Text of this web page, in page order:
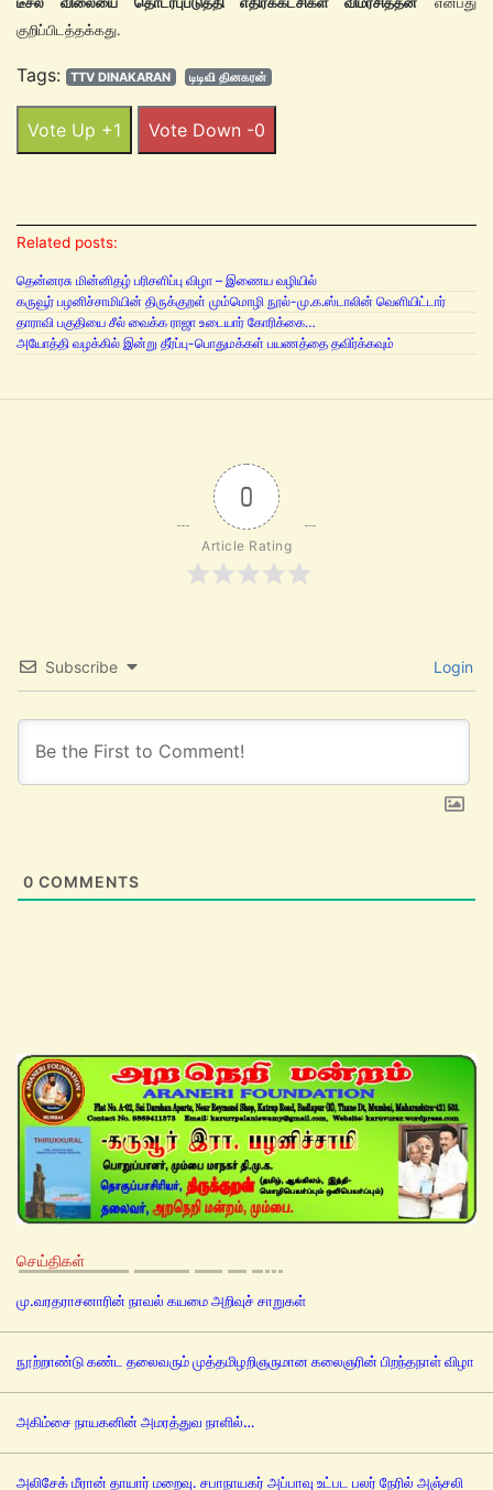
குறிப்பிடத்தக்கது.
Tags: TTV DINAKARAN டிடிவி தினகரன்
Vote Up +1 Vote Down -0
Related posts:
தென்னரசு மின்னிதழ் பரிசளிப்பு விழா – இணைய வழியில்
கருவூர் பழனிச்சாமியின் திருக்குறள் மும்மொழி நூல்-மு.க.ஸ்டாலின் வெளியிட்டார்
தாராவி பகுதியை சீல் வைக்க ராஜா உடையார் கோரிக்கை…
அயோத்தி வழக்கில் இன்று தீர்ப்பு-பொதுமக்கள் பயணத்தை தவிர்க்கவும்
0
Article Rating
Subscribe Login
0 COMMENTS
செய்திகள்
மு.வரதராசனாரின் நாவல் கயமை அறிவுச் சாறுகள்
நூற்றாண்டு கண்ட தலைவரும் முத்தமிழறிஞருமான கலைஞரின் பிறந்தநாள் விழா
அகிம்சை நாயகனின் அமரத்துவ நாளில்…
அலிசேக் மீரான் தாயார் மறைவு. சபாநாயகர் அப்பாவு உட்பட பலர் நேரில் அஞ்சலி